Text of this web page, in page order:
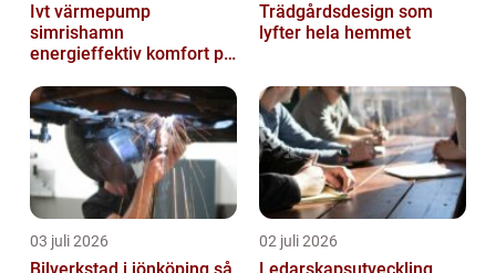
Ivt värmepump
simrishamn
energieffektiv komfort på
Trädgårdsdesign som
lyfter hela hemmet
03 juli 2026 02 juli 2026